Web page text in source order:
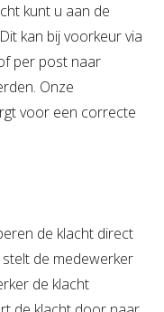
met Vitaliteit
kunt u aan de
kan bij voorkeur via
per post naar
Onze
voor een correcte
de klacht direct
de medewerker
de klacht